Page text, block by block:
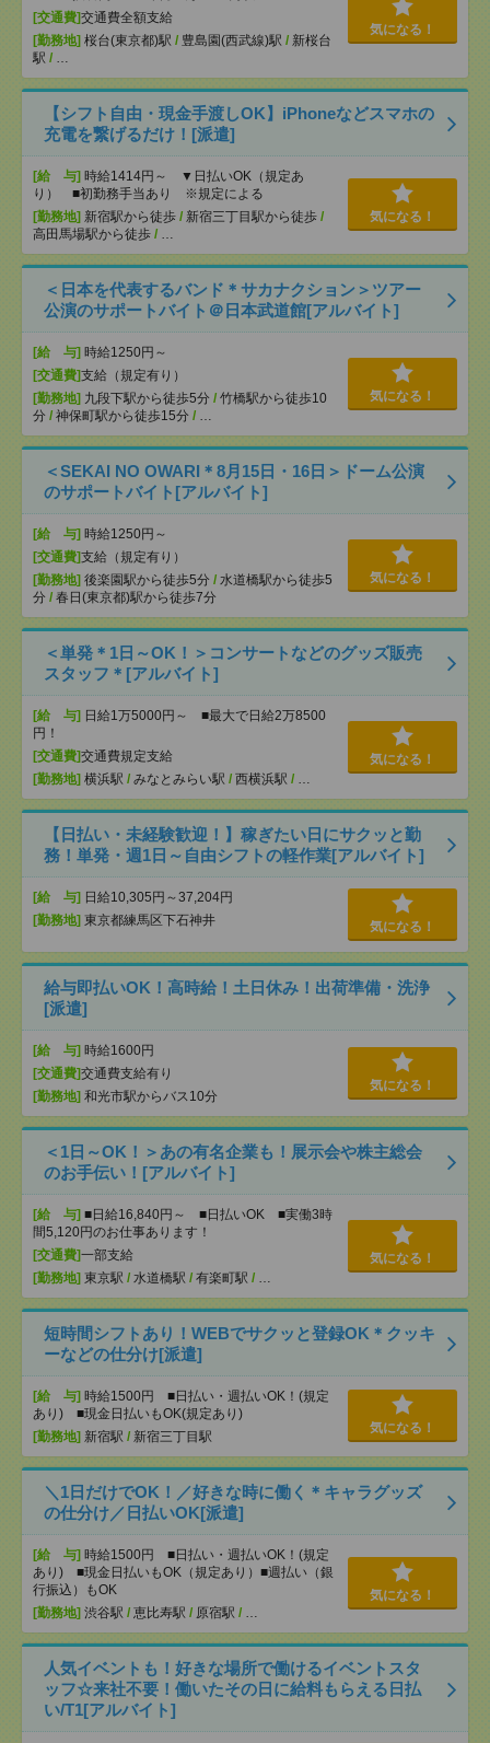
[交通費]交通費全額支給
[勤務地] 桜台(東京都)駅 / 豊島園(西武線)駅 / 新桜台
駅 / …
気になる！
【シフト自由・現金手渡しOK】iPhoneなどスマホの
充電を繋げるだけ！[派遣]
[給 与] 時給1414円～ ▼日払いOK（規定あ
り） ■初勤務手当あり ※規定による
[勤務地] 新宿駅から徒歩 / 新宿三丁目駅から徒歩 /
高田馬場駅から徒歩 / …
気になる！
＜日本を代表するバンド＊サカナクション＞ツアー
公演のサポートバイト＠日本武道館[アルバイト]
[給 与] 時給1250円～
[交通費]支給（規定有り）
[勤務地] 九段下駅から徒歩5分 / 竹橋駅から徒歩10
分 / 神保町駅から徒歩15分 / …
気になる！
＜SEKAI NO OWARI＊8月15日・16日＞ドーム公演
のサポートバイト[アルバイト]
[給 与] 時給1250円～
[交通費]支給（規定有り）
[勤務地] 後楽園駅から徒歩5分 / 水道橋駅から徒歩5
分 / 春日(東京都)駅から徒歩7分
気になる！
＜単発＊1日～OK！＞コンサートなどのグッズ販売
スタッフ＊[アルバイト]
[給 与] 日給1万5000円～ ■最大で日給2万8500
円！
[交通費]交通費規定支給
[勤務地] 横浜駅 / みなとみらい駅 / 西横浜駅 / …
気になる！
【日払い・未経験歓迎！】稼ぎたい日にサクッと勤
務！単発・週1日～自由シフトの軽作業[アルバイト]
[給 与] 日給10,305円～37,204円
[勤務地] 東京都練馬区下石神井 気になる！
給与即払いOK！高時給！土日休み！出荷準備・洗浄
[派遣]
[給 与] 時給1600円
[交通費]交通費支給有り
[勤務地] 和光市駅からバス10分
気になる！
＜1日～OK！＞あの有名企業も！展示会や株主総会
のお手伝い！[アルバイト]
[給 与] ■日給16,840円～ ■日払いOK ■実働3時
間5,120円のお仕事あります！
[交通費]一部支給
[勤務地] 東京駅 / 水道橋駅 / 有楽町駅 / …
気になる！
短時間シフトあり！WEBでサクッと登録OK＊クッキ
ーなどの仕分け[派遣]
[給 与] 時給1500円 ■日払い・週払いOK！(規定
あり) ■現金日払いもOK(規定あり)
[勤務地] 新宿駅 / 新宿三丁目駅
気になる！
＼1日だけでOK！／好きな時に働く＊キャラグッズ
の仕分け／日払いOK[派遣]
[給 与] 時給1500円 ■日払い・週払いOK！(規定
あり) ■現金日払いもOK（規定あり）■週払い（銀
行振込）もOK
[勤務地] 渋谷駅 / 恵比寿駅 / 原宿駅 / …
気になる！
人気イベントも！好きな場所で働けるイベントスタ
ッフ☆来社不要！働いたその日に給料もらえる日払
い/T1[アルバイト]